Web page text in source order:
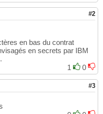
#2
en bas du contrat
en secrets par IBM
1
0
#3